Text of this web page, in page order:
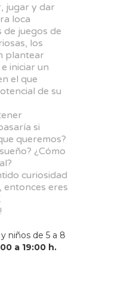
jugar y dar
loca
de juegos de
los
plantear
iniciar un
el que
de su
si
queremos?
¿Cómo
curiosidad
eres
niños de 5 a 8
a 19:00 h.